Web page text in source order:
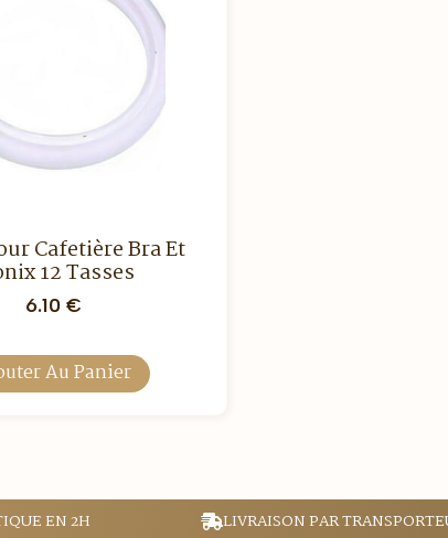
Cafetière Bra Et
12 Tasses
6.10 €
Au Panier
EN 2H LIVRAISON PAR